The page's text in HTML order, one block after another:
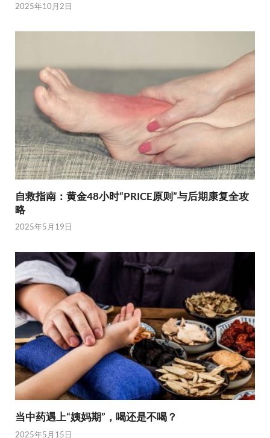
2025年10月2日
自救指南：黄金48小时“PRICE原则”与后期康复全攻
略
2025年5月19日
当中药遇上“姨妈期”，喝还是不喝？
2025年5月15日